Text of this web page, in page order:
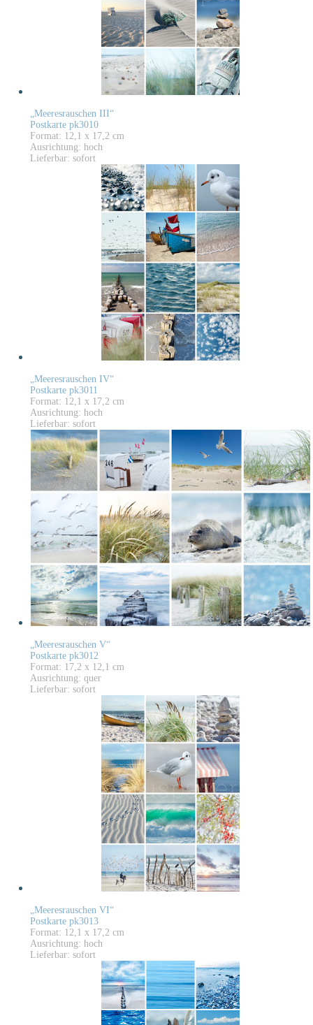
„Meeresrauschen III“
Postkarte pk3010
Format: 12,1 x 17,2 cm
Ausrichtung: hoch
Lieferbar: sofort
„Meeresrauschen IV“
Postkarte pk3011
Format: 12,1 x 17,2 cm
Ausrichtung: hoch
Lieferbar: sofort
„Meeresrauschen V“
Postkarte pk3012
Format: 17,2 x 12,1 cm
Ausrichtung: quer
Lieferbar: sofort
„Meeresrauschen VI“
Postkarte pk3013
Format: 12,1 x 17,2 cm
Ausrichtung: hoch
Lieferbar: sofort